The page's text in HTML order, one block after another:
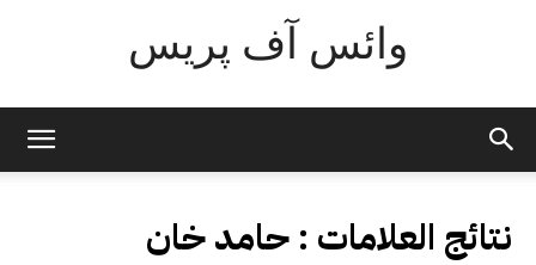
وائس آف پریس
نتائج العلامات : حامد خان